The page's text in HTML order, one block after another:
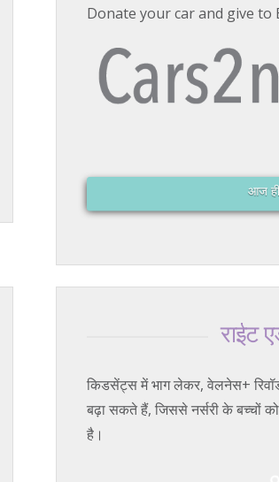
Donate your car and give to
आज
राईट
किडसेंट्स में भाग लेकर, वेलनेस+
बढ़ा सकते हैं, जिससे नर्सरी के बच्चों
है।